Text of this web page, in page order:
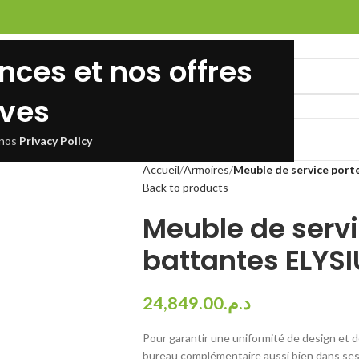
et nos offres
Privacy Policy
BLOGÀ PROPOS DE NOUS
Accueil Armoires Meuble de service
Back to products
Meuble de
battantes
د.م.24,849.00
Pour garantir une uniformité de design et
bureau complémentaire aussi bien dans